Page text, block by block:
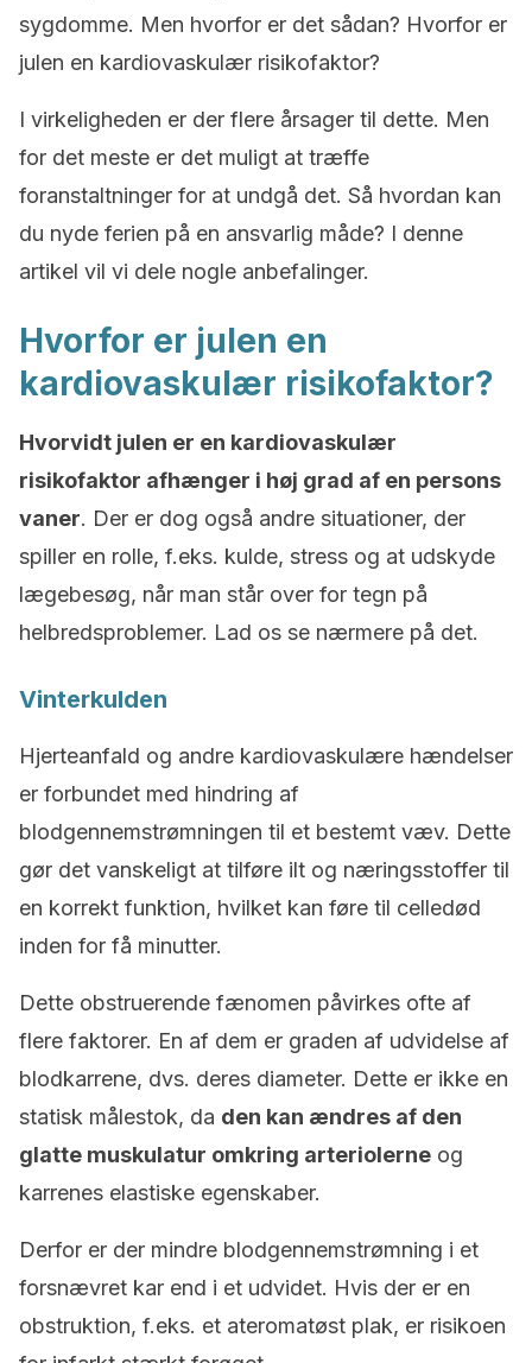
sygdomme. Men hvorfor er det sådan? Hvorfor er
julen en kardiovaskulær risikofaktor?
I virkeligheden er der flere årsager til dette. Men
for det meste er det muligt at træffe
foranstaltninger for at undgå det. Så hvordan kan
du nyde ferien på en ansvarlig måde? I denne
artikel vil vi dele nogle anbefalinger.
Hvorfor er julen en
kardiovaskulær risikofaktor?
Hvorvidt julen er en kardiovaskulær
risikofaktor afhænger i høj grad af en persons
vaner. Der er dog også andre situationer, der
spiller en rolle, f.eks. kulde, stress og at udskyde
lægebesøg, når man står over for tegn på
helbredsproblemer. Lad os se nærmere på det.
Vinterkulden
Hjerteanfald og andre kardiovaskulære hændelser
er forbundet med hindring af
blodgennemstrømningen til et bestemt væv. Dette
gør det vanskeligt at tilføre ilt og næringsstoffer til
en korrekt funktion, hvilket kan føre til celledød
inden for få minutter.
Dette obstruerende fænomen påvirkes ofte af
flere faktorer. En af dem er graden af udvidelse af
blodkarrene, dvs. deres diameter. Dette er ikke en
statisk målestok, da den kan ændres af den
glatte muskulatur omkring arteriolerne og
karrenes elastiske egenskaber.
Derfor er der mindre blodgennemstrømning i et
forsnævret kar end i et udvidet. Hvis der er en
obstruktion, f.eks. et ateromatøst plak, er risikoen